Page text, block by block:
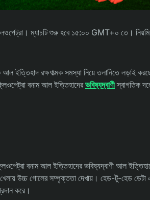
ক্লিওপেট্রা। ম্যাচটি শুরু হবে ১৫:০০ GMT+০ তে।
আল ইত্তিহাদ রক্ষণাত্মক সমস্যা নিয়ে তলানিতে লড়াই
বনাম আল ইত্তিহাদেরভবিষ্যদ্বাণীস্বাগতিক
বনাম আল ইত্তিহাদের ভবিষ্যদ্বাণী আল
খেলায় উচ্চ গোলের সম্পৃক্ততা দেখায়। হেড-টু-হেড ডেটা
করে।